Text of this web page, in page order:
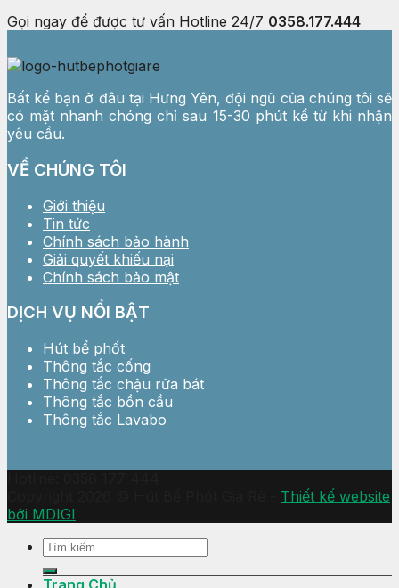
Gọi ngay để được tư vấn Hotline 24/7 0358.177.444
Bất kể bạn ở đâu tại Hưng Yên, đội ngũ của chúng tôi sẽ
có mặt nhanh chóng chỉ sau 15-30 phút kể từ khi nhận
yêu cầu.
VỀ CHÚNG TÔI
Giới thiệu
Tin tức
Chính sách bảo hành
Giải quyết khiếu nại
Chính sách bảo mật
DỊCH VỤ NỔI BẬT
Hút bể phốt
Thông tắc cống
Thông tắc chậu rửa bát
Thông tắc bồn cầu
Thông tắc Lavabo
Thiết kế website
bởi MDIGI